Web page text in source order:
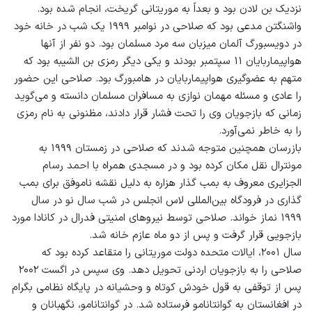
نزدیک بن لادن بود و بعداً به موریتانی گریخت، انجام شده بود.
واشنگتن مدعی بود که صلاحی در نوامبر ۱۹۹۹ یک شب در خانه خود
در دویسبورگ آلمان میزبان سه مرد مسلمان بود. دو نفر از آنها
هواپیماربایان ۱۱ سپتمبر بودند و یکی دیگر رمزی بن الشیبه بود که
متهم به عضوگیری هواپیماربایان در هامبورگ بود. صلاحی این حضور
را عادی و مسئله مهمان نوازی به مسافران مسلمان دانسته و می‌گوید
زمانی که بازجویان وی را تحت فشار قرار دادند، مظنونی به نام رمزی
را به خاطر نمی‌آورد.
بازرسان همچنین متوجه شدند که صلاحی در زمستان ۱۹۹۹ به
مونترال نقل مکان کرده بود و در مسجدی همراه با احمد رسام
الجزایری معروف به بمب گذار هزاره به دلیل نقشه ناموفق برای بمب
گذاری در فرودگاه بین‌المللی لاس انجلس در شب سال نو در سال
۱۹۹۹ نماز خواند. صلاحی توسط نیروهای امنیتی فدرال در کانادا مورد
بازجویی قرار گرفت و پس از دو ماه عازم خانه شد.
سال ۲۰۰۱، ایالات متحده دولت موریتانی را متقاعد کرده بود که
صلاحی را به بازجویان اردنی تحویل دهد. وی سپس در اگست ۲۰۰۲
پس از توقفی به قول خودش کوتاه و وحشیانه در پایگاه نظامی بگرام
در افغانستان به گوانتانامو فرستاده شد. در گوانتانامو، نگهبانان و